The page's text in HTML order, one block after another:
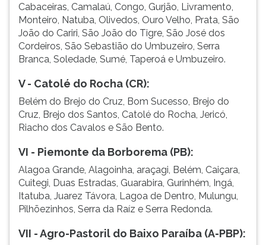
Cabaceiras, Camalaú, Congo, Gurjão, Livramento,
Monteiro, Natuba, Olivedos, Ouro Velho, Prata, São
João do Cariri, São João do Tigre, São José dos
Cordeiros, São Sebastião do Umbuzeiro, Serra
Branca, Soledade, Sumé, Taperoá e Umbuzeiro.
V - Catolé do Rocha (CR):
Belém do Brejo do Cruz, Bom Sucesso, Brejo do
Cruz, Brejo dos Santos, Catolé do Rocha, Jericó,
Riacho dos Cavalos e São Bento.
VI - Piemonte da Borborema (PB):
Alagoa Grande, Alagoinha, araçagi, Belém, Caiçara,
Cuitegi, Duas Estradas, Guarabira, Gurinhém, Ingá,
Itatuba, Juarez Távora, Lagoa de Dentro, Mulungu,
Pilhõezinhos, Serra da Raíz e Serra Redonda.
VII - Agro-Pastoril do Baixo Paraíba (A-PBP):